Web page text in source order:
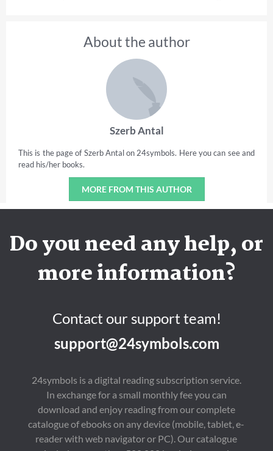
About the author
Szerb Antal
This is the page of Szerb Antal on 24symbols. Here you can see and
read his/her books.
MORE FROM THIS AUTHOR
Do you need any help, or
more information?
Contact our support team!
support@24symbols.com
24symbols is a digital reading subscription service.
In exchange for a small monthly fee you can
download and enjoy reading from our complete
catalogue of ebooks on any device (mobile, tablet, e-
reader with web navigator or PC). Our catalogue